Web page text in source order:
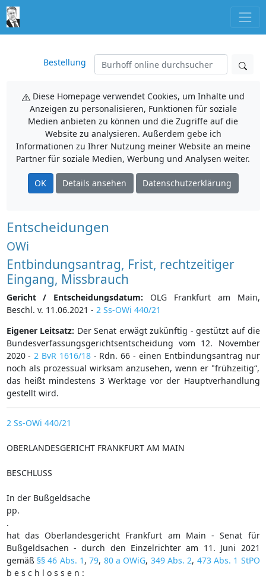
Bestellung
Diese Homepage verwendet Cookies, um Inhalte und
Anzeigen zu personalisieren, Funktionen für soziale
Medien anbieten zu können und die Zugriffe auf die
Website zu analysieren. Außerdem gebe ich
Informationen zu Ihrer Nutzung meiner Website an meine
Partner für soziale Medien, Werbung und Analysen weiter.
OK Details ansehen Datenschutzerklärung
Entscheidungen
OWi
Entbindungsantrag, Frist, rechtzeitiger
Eingang, Missbrauch
Gericht / Entscheidungsdatum: OLG Frankfurt am Main,
Beschl. v. 11.06.2021 - 2 Ss-OWi 440/21
Eigener Leitsatz: Der Senat erwägt zukünftig - gestützt auf die
Bundesverfassungsgerichtsentscheidung vom 12. November
2020 - 2 BvR 1616/18- Rdn. 66 - einen Entbindungsantrag nur
noch als prozessual wirksam anzusehen, wenn er "frühzeitig“,
das heißt mindestens 3 Werktage vor der Hauptverhandlung
gestellt wird.
2 Ss-OWi 440/21
OBERLANDESGERICHT FRANKFURT AM MAIN
BESCHLUSS
In der Bußgeldsache
pp.
.
hat das Oberlandesgericht Frankfurt am Main - Senat für
Bußgeldsachen - durch den Einzelrichter am 11. Juni 2021
gemäß §§ 46 Abs. 1 ,79, 80 a OWiG, 349 Abs. 2, 473 Abs. 1 StPO
b e s c h l o s s e n :